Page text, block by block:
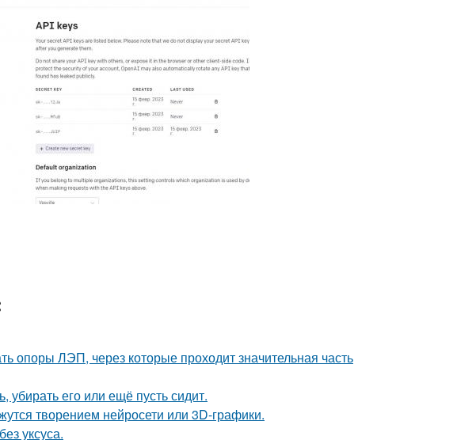
опоры ЛЭП, через которые проходит значительная часть
убирать его или ещё пусть сидит.
творением нейросети или 3D-графики.
уксуса.